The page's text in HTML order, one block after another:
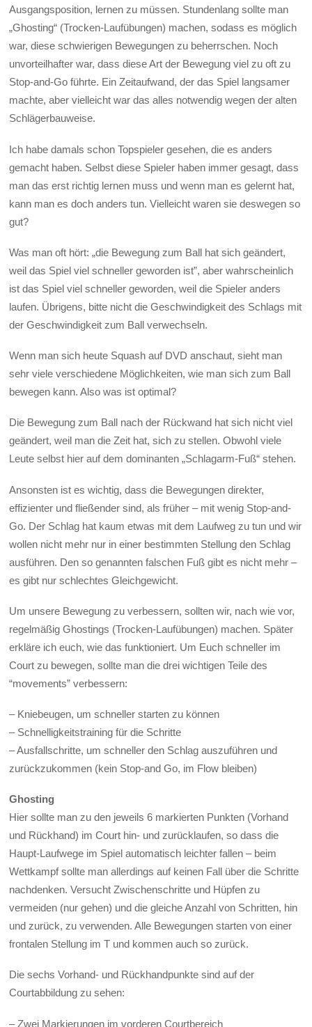
Ausgangsposition, lernen zu müssen. Stundenlang sollte man
„Ghosting“ (Trocken-Laufübungen) machen, sodass es möglich
war, diese schwierigen Bewegungen zu beherrschen. Noch
unvorteilhafter war, dass diese Art der Bewegung viel zu oft zu
Stop-and-Go führte. Ein Zeitaufwand, der das Spiel langsamer
machte, aber vielleicht war das alles notwendig wegen der alten
Schlägerbauweise.
Ich habe damals schon Topspieler gesehen, die es anders
gemacht haben. Selbst diese Spieler haben immer gesagt, dass
man das erst richtig lernen muss und wenn man es gelernt hat,
kann man es doch anders tun. Vielleicht waren sie deswegen so
gut?
Was man oft hört: „die Bewegung zum Ball hat sich geändert,
weil das Spiel viel schneller geworden ist”, aber wahrscheinlich
ist das Spiel viel schneller geworden, weil die Spieler anders
laufen. Übrigens, bitte nicht die Geschwindigkeit des Schlags mit
der Geschwindigkeit zum Ball verwechseln.
Wenn man sich heute Squash auf DVD anschaut, sieht man
sehr viele verschiedene Möglichkeiten, wie man sich zum Ball
bewegen kann. Also was ist optimal?
Die Bewegung zum Ball nach der Rückwand hat sich nicht viel
geändert, weil man die Zeit hat, sich zu stellen. Obwohl viele
Leute selbst hier auf dem dominanten „Schlagarm-Fuß“ stehen.
Ansonsten ist es wichtig, dass die Bewegungen direkter,
effizienter und fließender sind, als früher – mit wenig Stop-and-
Go. Der Schlag hat kaum etwas mit dem Laufweg zu tun und wir
wollen nicht mehr nur in einer bestimmten Stellung den Schlag
ausführen. Den so genannten falschen Fuß gibt es nicht mehr –
es gibt nur schlechtes Gleichgewicht.
Um unsere Bewegung zu verbessern, sollten wir, nach wie vor,
regelmäßig Ghostings (Trocken-Laufübungen) machen. Später
erkläre ich euch, wie das funktioniert. Um Euch schneller im
Court zu bewegen, sollte man die drei wichtigen Teile des
“movements” verbessern:
– Kniebeugen, um schneller starten zu können
– Schnelligkeitstraining für die Schritte
– Ausfallschritte, um schneller den Schlag auszuführen und
zurückzukommen (kein Stop-and Go, im Flow bleiben)
Ghosting
Hier sollte man zu den jeweils 6 markierten Punkten (Vorhand
und Rückhand) im Court hin- und zurücklaufen, so dass die
Haupt-Laufwege im Spiel automatisch leichter fallen – beim
Wettkampf sollte man allerdings auf keinen Fall über die Schritte
nachdenken. Versucht Zwischenschritte und Hüpfen zu
vermeiden (nur gehen) und die gleiche Anzahl von Schritten, hin
und zurück, zu verwenden. Alle Bewegungen starten von einer
frontalen Stellung im T und kommen auch so zurück.
Die sechs Vorhand- und Rückhandpunkte sind auf der
Courtabbildung zu sehen:
– Zwei Markierungen im vorderen Courtbereich